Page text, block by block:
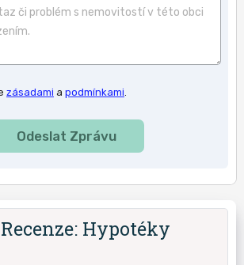
zásadami a podmínkami
Hypotéky